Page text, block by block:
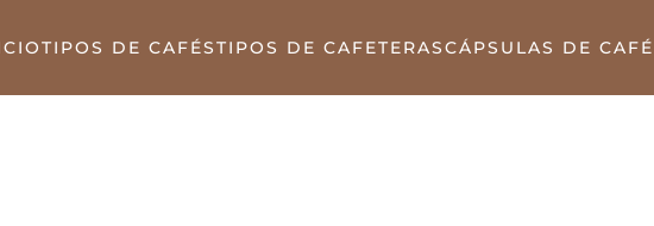
TIPOS DE CAFÉSTIPOS DE CAFETERASCÁPSULAS DE CAFÉ